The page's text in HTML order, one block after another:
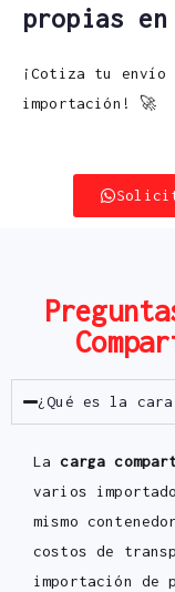
propias en
¡Cotiza tu envío
importación! 🚀
¿Qué es la
Lacarga
varios
mismo
costos de
importación de